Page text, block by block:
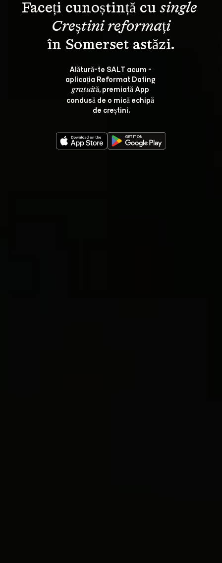
Faceți cunoștință cu single
Creștini reformați
Alătură-te SALT acum -
aplicația Reformat Dating
gratuită, premiată App
condusă de o mică echipă
de creștini.